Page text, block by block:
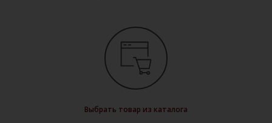
Выбрать товар из каталога